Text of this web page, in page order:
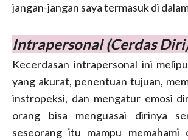
jangan-jangan saya termasuk di
Intrapersonal (Cerdas
Kecerdasan intrapersonal ini
yang akurat, penentuan tujuan,
instropeksi, dan mengatur emosi
orang bisa menguasai dirinya
seseorang itu mampu memahami